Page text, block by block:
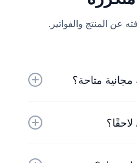
عن المنتج والفواتير.
متاحة؟
أقرب وقت ممكن.